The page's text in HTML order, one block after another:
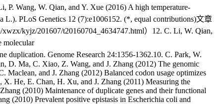
Wang, W. Qian, and Y. Xue (2016) A high temperature-
L.). PLoS Genetics 12 (7):e1006152. (*, equal contributions)文章
kyjz/201607/t20160704_4634747.html）12. C. Li, W. Qian,
molecular
duplication. Genome Research 24:1356-1362.10. C. Park, W.
D. Ma, C. Xiao, Z. Wang, and J. Zhang (2012) The genomic
Maclean, and J. Zhang (2012) Balanced codon usage optimizes
He, E. Chan, H. Xu, and J. Zhang (2011) Measuring the
(2010) Maintenance of duplicate genes and their functional
(2010) Prevalent positive epistasis in Escherichia coli and